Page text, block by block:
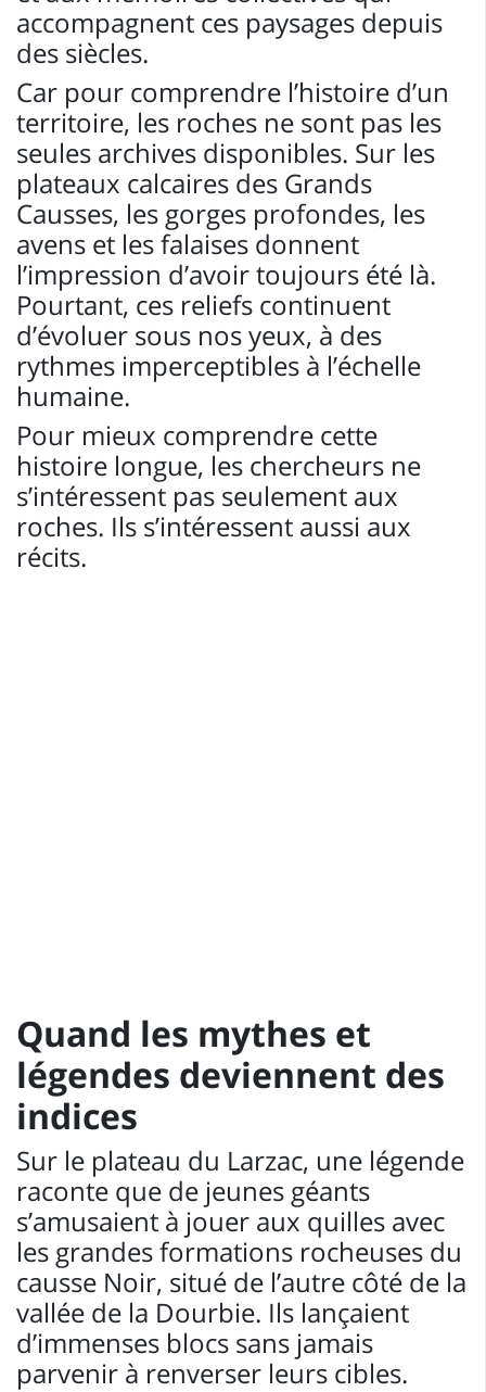
accompagnent ces paysages depuis
des siècles.
Car pour comprendre l’histoire d’un
territoire, les roches ne sont pas les
seules archives disponibles. Sur les
plateaux calcaires des Grands
Causses, les gorges profondes, les
avens et les falaises donnent
l’impression d’avoir toujours été là.
Pourtant, ces reliefs continuent
d’évoluer sous nos yeux, à des
rythmes imperceptibles à l’échelle
humaine.
Pour mieux comprendre cette
histoire longue, les chercheurs ne
s’intéressent pas seulement aux
roches. Ils s’intéressent aussi aux
récits.
Quand les mythes et
légendes deviennent des
indices
Sur le plateau du Larzac, une légende
raconte que de jeunes géants
s’amusaient à jouer aux quilles avec
les grandes formations rocheuses du
causse Noir, situé de l’autre côté de la
vallée de la Dourbie. Ils lançaient
d’immenses blocs sans jamais
parvenir à renverser leurs cibles.